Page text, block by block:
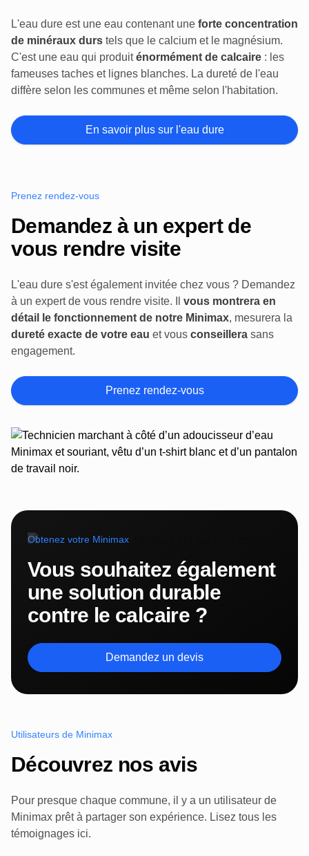
L'eau dure est une eau contenant une forte concentration
de minéraux durs tels que le calcium et le magnésium.
C'est une eau qui produiténormément de calcaire : les
fameuses taches et lignes blanches. La dureté de l'eau
diffère selon les communes et même selon l'habitation.
En savoir plus sur l'eau dure
Prenez rendez-vous
Demandez à un expert de
vous rendre visite
L'eau dure s'est également invitée chez vous ? Demandez
à un expert de vous rendre visite. Il vous montrera en
détail le fonctionnement de notre Minimax, mesurera la
dureté exacte de votre eau et vous conseillera sans
engagement.
Prenez rendez-vous
Obtenez votre Minimax
Vous souhaitez également
une solution durable
contre le calcaire ?
Demandez un devis
Utilisateurs de Minimax
Découvrez nos avis
Pour presque chaque commune, il y a un utilisateur de
Minimax prêt à partager son expérience. Lisez tous les
témoignages ici.